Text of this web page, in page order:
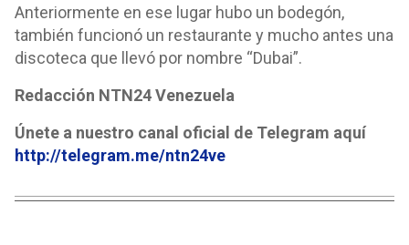
Anteriormente en ese lugar hubo un bodegón,
también funcionó un restaurante y mucho antes una
discoteca que llevó por nombre “Dubai”.
Redacción NTN24 Venezuela
Únete a nuestro canal oficial de Telegram aquí
http://telegram.me/ntn24ve